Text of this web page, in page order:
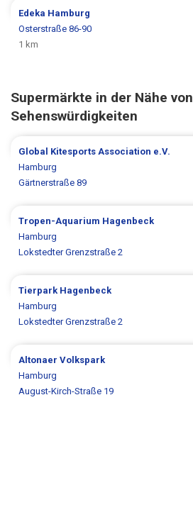
Edeka Hamburg
Osterstraße 86-90
1 km
Supermärkte in der Nähe von
Sehenswürdigkeiten
Global Kitesports Association e.V.
Hamburg
Gärtnerstraße 89
Tropen-Aquarium Hagenbeck
Hamburg
Lokstedter Grenzstraße 2
Tierpark Hagenbeck
Hamburg
Lokstedter Grenzstraße 2
Altonaer Volkspark
Hamburg
August-Kirch-Straße 19